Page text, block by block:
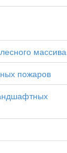
массива
пожаров